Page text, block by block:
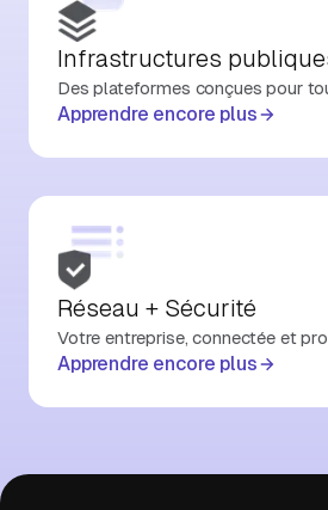
Infrastructures
Des plateformes conçues pour
Apprendre encore plus
Réseau + Sécurité
Votre entreprise, connectée et
Apprendre encore plus